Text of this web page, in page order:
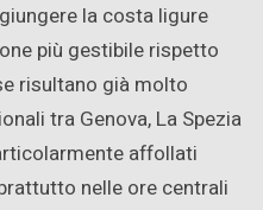
la costa ligure
più gestibile rispetto
risultano già molto
tra Genova, La Spezia
affollati
nelle ore centrali